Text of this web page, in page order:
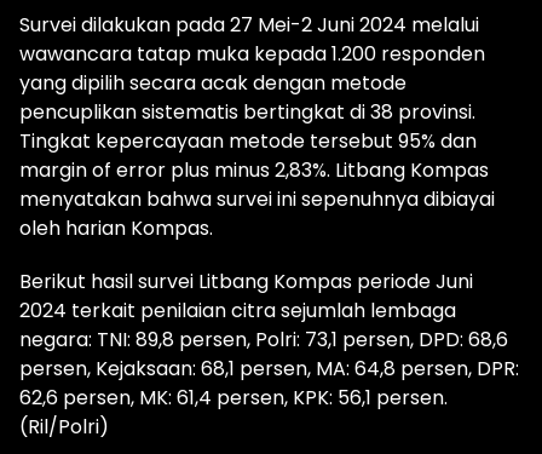
Survei dilakukan pada 27 Mei-2 Juni 2024 melalui
wawancara tatap muka kepada 1.200 responden
yang dipilih secara acak dengan metode
pencuplikan sistematis bertingkat di 38 provinsi.
Tingkat kepercayaan metode tersebut 95% dan
margin of error plus minus 2,83%. Litbang Kompas
menyatakan bahwa survei ini sepenuhnya dibiayai
oleh harian Kompas.
Berikut hasil survei Litbang Kompas periode Juni
2024 terkait penilaian citra sejumlah lembaga
negara: TNI: 89,8 persen, Polri: 73,1 persen, DPD: 68,6
persen, Kejaksaan: 68,1 persen, MA: 64,8 persen, DPR:
62,6 persen, MK: 61,4 persen, KPK: 56,1 persen.
(Ril/Polri)